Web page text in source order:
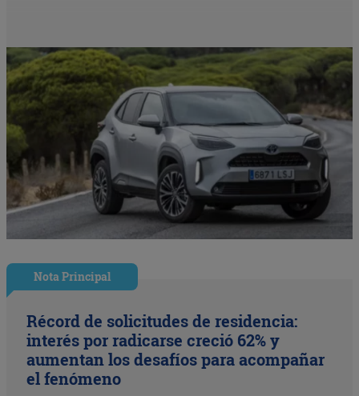
Nota Principal
Récord de solicitudes de residencia:
interés por radicarse creció 62% y
aumentan los desafíos para acompañar
el fenómeno